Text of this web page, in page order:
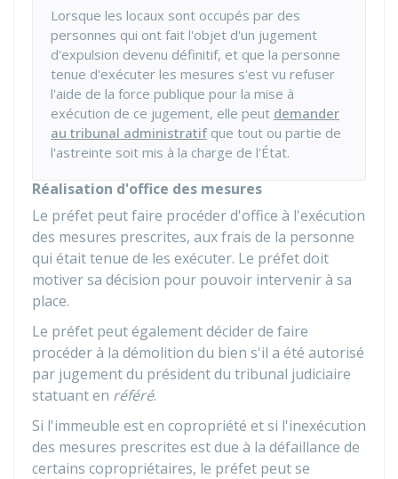
Lorsque les locaux sont occupés par des
personnes qui ont fait l'objet d'un jugement
d'expulsion devenu définitif, et que la personne
tenue d'exécuter les mesures s'est vu refuser
l'aide de la force publique pour la mise à
exécution de ce jugement, elle peut demander
au tribunal administratif que tout ou partie de
l'astreinte soit mis à la charge de l'État.
Réalisation d'office des mesures
Le préfet peut faire procéder d'office à l'exécution
des mesures prescrites, aux frais de la personne
qui était tenue de les exécuter. Le préfet doit
motiver sa décision pour pouvoir intervenir à sa
place.
Le préfet peut également décider de faire
procéder à la démolition du bien s'il a été autorisé
par jugement du président du tribunal judiciaire
statuant en référé.
Si l'immeuble est en copropriété et si l'inexécution
des mesures prescrites est due à la défaillance de
certains copropriétaires, le préfet peut se